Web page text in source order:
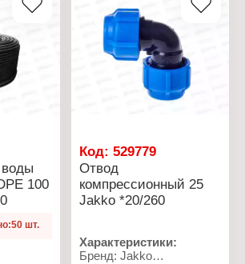
Длина: 100 м
100
шт.
Код:529779
Отвод
компрессионный 25
Jakko *20/260
Характеристики:
Бренд: Jakko